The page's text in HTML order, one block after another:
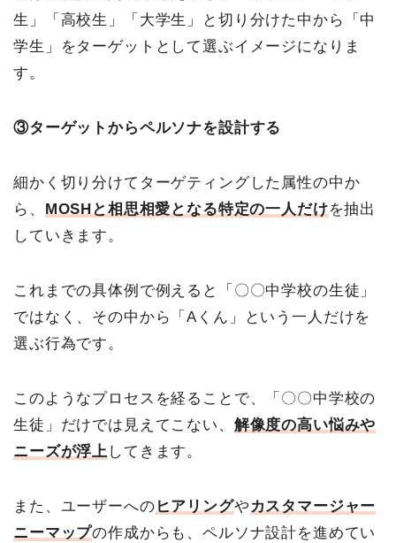
生」「高校生」「大学生」と切り分けた中から「中
学生」をターゲットとして選ぶイメージになりま
す。
③ターゲットからペルソナを設計する
細かく切り分けてターゲティングした属性の中か
ら、
MOSHと相思相愛となる特定の一人だけを抽出
していきます。
これまでの具体例で例えると「〇〇中学校の生徒」
ではなく、その中から「Aくん」という一人だけを
選ぶ行為です。
このようなプロセスを経ることで、「〇〇中学校の
生徒」だけでは見えてこない、 解像度の高い悩みや
ニーズが浮上 してきます。
また、ユーザーへの ヒアリングやカスタマージャー
ニーマップの作成からも、ペルソナ設計を進めてい